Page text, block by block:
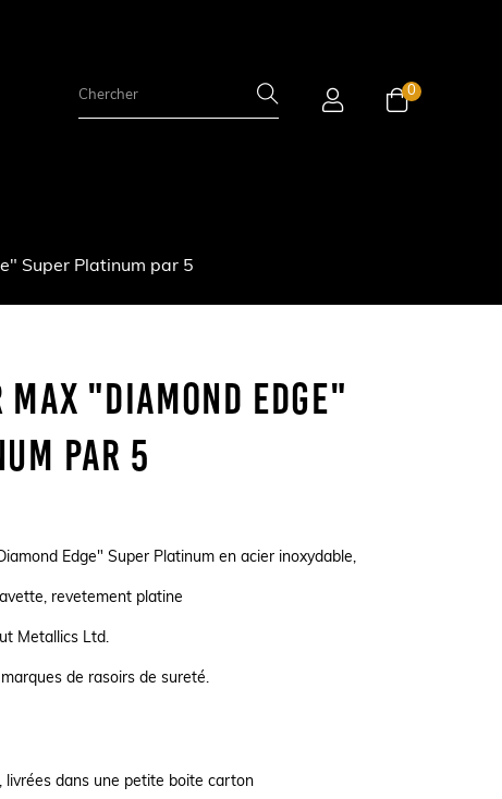
0
Super Platinum par 5
Max "Diamond Edge"
Par 5
Edge" Super Platinum en acier inoxydable,
revetement platine
Metallics Ltd.
de rasoirs de sureté.
livrées dans une petite boite carton